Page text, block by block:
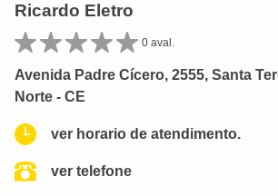
Ricardo Eletro
0 aval.
Avenida Padre Cícero, 2555, Santa
Norte - CE
ver horario de atendimento.
ver telefone